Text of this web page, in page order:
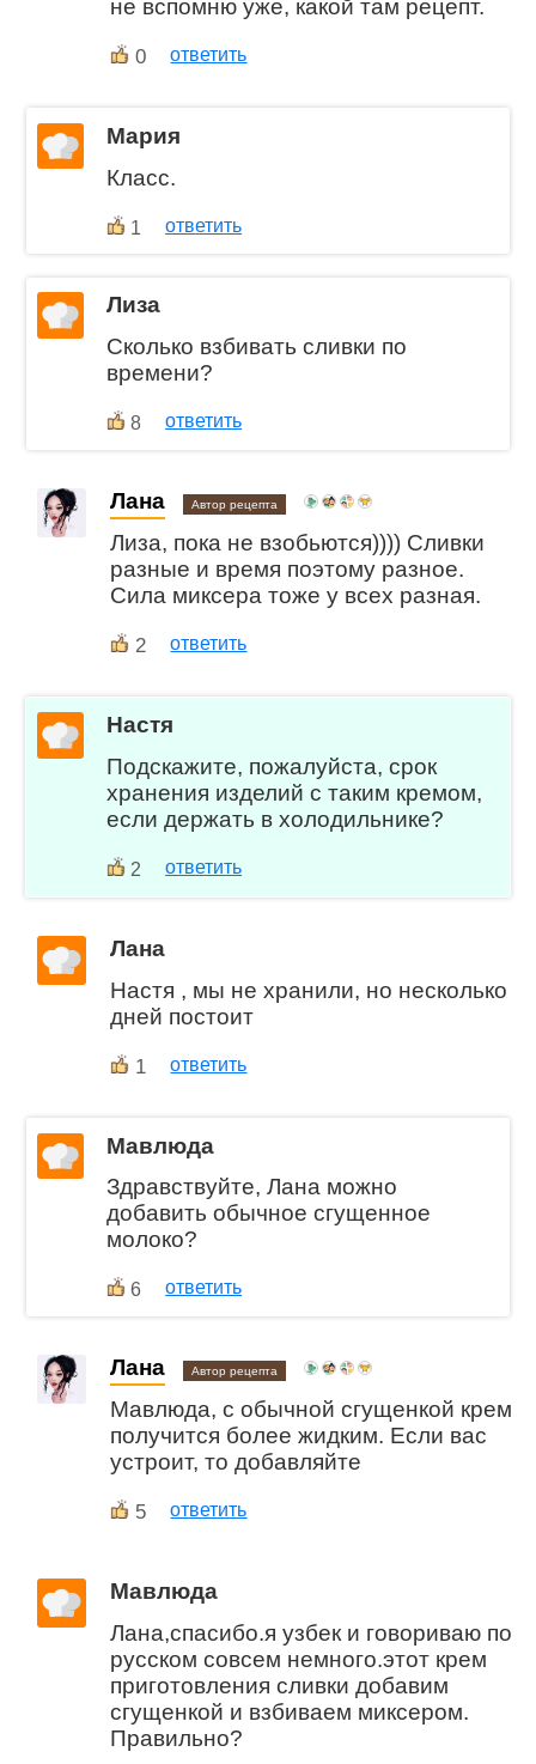
не вспомню уже, какой там рецепт.
0 ответить
Мария
Класс.
1 ответить
Лиза
Сколько взбивать сливки по
времени?
8 ответить
Лана Автор рецепта
Лиза, пока не взобьются)))) Сливки
разные и время поэтому разное.
Сила миксера тоже у всех разная.
2 ответить
Настя
Подскажите, пожалуйста, срок
хранения изделий с таким кремом,
если держать в холодильнике?
2 ответить
Лана
Настя , мы не хранили, но несколько
дней постоит
1 ответить
Мавлюда
Здравствуйте, Лана можно
добавить обычное сгущенное
молоко?
6 ответить
Лана Автор рецепта
Мавлюда, с обычной сгущенкой крем
получится более жидким. Если вас
устроит, то добавляйте
5 ответить
Мавлюда
Лана,спасибо.я узбек и говориваю по
русском совсем немного.этот крем
приготовления сливки добавим
сгущенкой и взбиваем миксером.
Правильно?